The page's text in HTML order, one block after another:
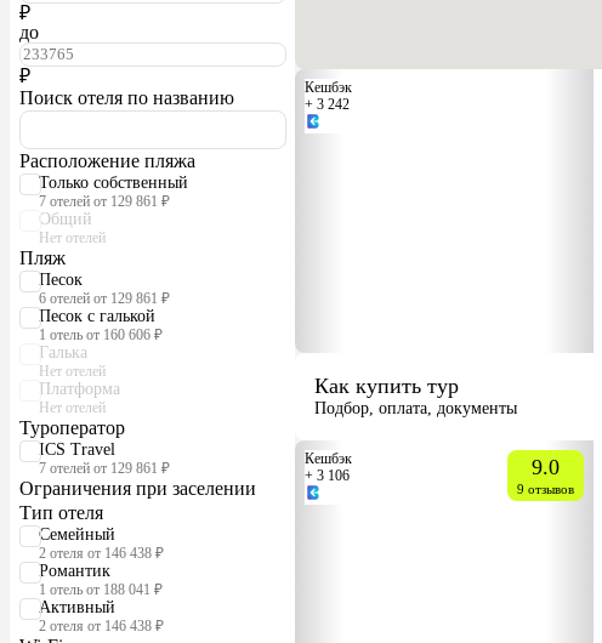
₽
до
₽
Поиск отеля по названию
Расположение пляжа
Только собственный
7 отелей от 129 861 ₽
Общий
Нет отелей
Пляж
Песок
6 отелей от 129 861 ₽
Песок с галькой
1 отель от 160 606 ₽
Галька
Нет отелей
Платформа
Нет отелей
Туроператор
ICS Travel
7 отелей от 129 861 ₽
Ограничения при заселении
Тип отеля
Семейный
2 отеля от 146 438 ₽
Романтик
1 отель от 188 041 ₽
Активный
2 отеля от 146 438 ₽
Кешбэк
+ 3 242
Как купить тур
Подбор, оплата, документы
Кешбэк
+ 3 106
9.0
9 отзывов